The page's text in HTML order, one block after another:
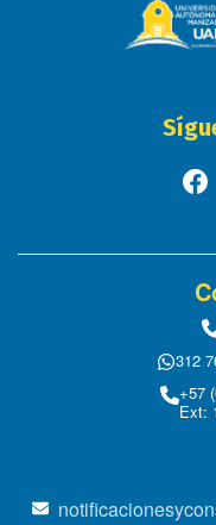
312
+57
Ext: